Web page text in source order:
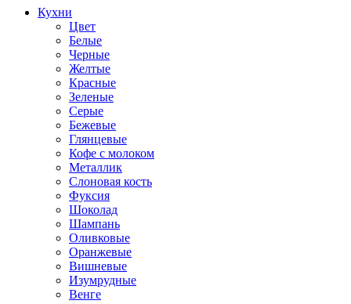
Кухни
Цвет
Белые
Черные
Желтые
Красные
Зеленые
Серые
Бежевые
Глянцевые
Кофе с молоком
Металлик
Слоновая кость
Фуксия
Шоколад
Шампань
Оливковые
Оранжевые
Вишневые
Изумрудные
Венге